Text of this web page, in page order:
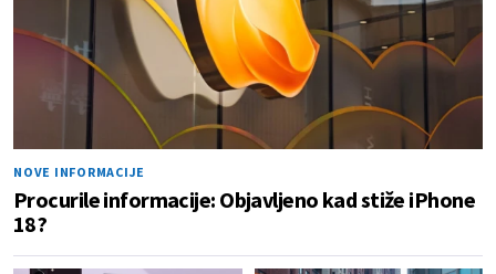
NOVE INFORMACIJE
Procurile informacije: Objavljeno kad stiže iPhone
18?